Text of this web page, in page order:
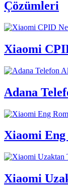
Çözümleri
Xiaomi
Adana
Xiaomi Eng
Xiaomi